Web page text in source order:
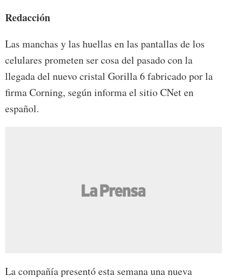
Redacción
Las manchas y las huellas en las pantallas de los
celulares prometen ser cosa del pasado con la
llegada del nuevo cristal Gorilla 6 fabricado por la
firma Corning, según informa el sitio CNet en
español.
La compañía presentó esta semana una nueva